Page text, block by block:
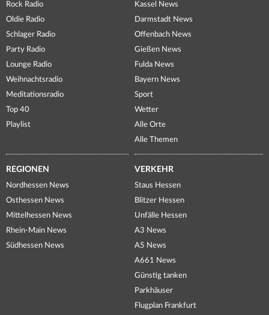
Rock Radio
Oldie Radio
Schlager Radio
Party Radio
Lounge Radio
Weihnachtsradio
Meditationsradio
Top 40
Playlist
Kassel News
Darmstadt News
Offenbach News
Gießen News
Fulda News
Bayern News
Sport
Wetter
Alle Orte
Alle Themen
REGIONEN
Nordhessen News
Osthessen News
Mittelhessen News
Rhein-Main News
Südhessen News
VERKEHR
Staus Hessen
Blitzer Hessen
Unfälle Hessen
A3 News
A5 News
A661 News
Günstig tanken
Parkhäuser
Flugplan Frankfurt